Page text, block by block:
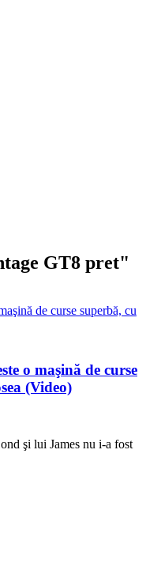
GT8 pret"
o maşină de curse
(Video)
şi lui James nu i-a fost